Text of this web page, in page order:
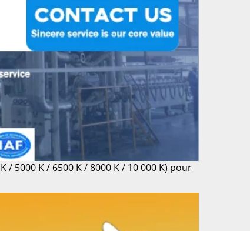
/ 5000 K / 6500 K / 8000 K / 10 000 K) pour